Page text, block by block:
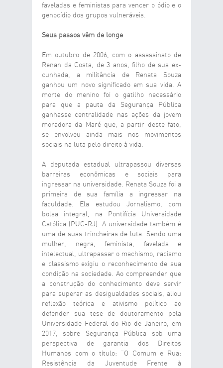
faveladas e feministas para vencer o ódio e o
genocídio dos grupos vulneráveis.
Seus passos vêm de longe
Em outubro de 2006, com o assassinato de
Renan da Costa, de 3 anos, filho de sua ex-
cunhada, a militância de Renata Souza
ganhou um novo significado em sua vida. A
morte do menino foi o gatilho necessário
para que a pauta da Segurança Pública
ganhasse centralidade nas ações da jovem
moradora da Maré que, a partir deste fato,
se envolveu ainda mais nos movimentos
sociais na luta pelo direito à vida.
A deputada estadual ultrapassou diversas
barreiras econômicas e sociais para
ingressar na universidade. Renata Souza foi a
primeira de sua família a ingressar na
faculdade. Ela estudou Jornalismo, com
bolsa integral, na Pontifícia Universidade
Católica (PUC-RJ). A universidade também é
uma de suas trincheiras de luta. Sendo uma
mulher, negra, feminista, favelada e
intelectual, ultrapassar o machismo, racismo
e classismo exigiu o reconhecimento de sua
condição na sociedade. Ao compreender que
a construção do conhecimento deve servir
para superar as desigualdades sociais, aliou
reflexão teórica e ativismo político ao
defender sua tese de doutoramento pela
Universidade Federal do Rio de Janeiro, em
2017, sobre Segurança Pública sob uma
perspectiva de garantia dos Direitos
Humanos com o título: “O Comum e Rua:
Resistência da Juventude Frente à